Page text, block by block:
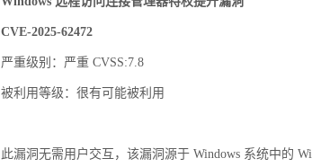
CVE-2025-62472
严重级别：严重 CVSS:7.8
被利用等级：很有可能被利用
此漏洞无需用户交互，该漏洞源于 Windows 系统中的